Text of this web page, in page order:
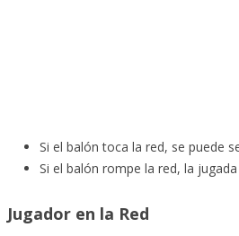
Si el balón toca la red, se puede
Si el balón rompe la red, la
Jugador en la Red